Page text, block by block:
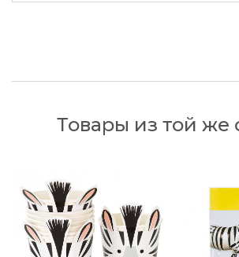
Товары из той же